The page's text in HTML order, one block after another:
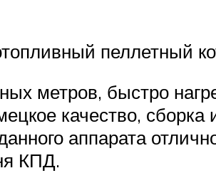
пеллетный
метров, быстро
качество, сборка
аппарата
КПД.